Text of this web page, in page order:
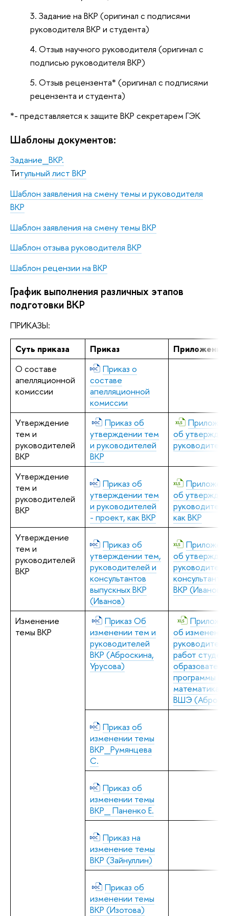
Задание на ВКР (оригинал с подписями
руководителя ВКР и студента)
Отзыв научного руководителя (оригинал с
подписью руководителя ВКР)
Отзыв рецензента* (оригинал с подписями
рецензента и студента)
*- представляется к защите ВКР секретарем ГЭК
Шаблоны документов:
Задание_ВКР.
Титульный лист ВКР
Шаблон заявления на смену темы и руководителя
ВКР
Шаблон заявления на смену темы ВКР
Шаблон отзыва руководителя ВКР
Шаблон рецензии на ВКР
График выполнения различных этапов
подготовки ВКР
ПРИКАЗЫ:
Суть приказа Приказ
Приложение
О составе
апелляционной
комиссии
Приказ о
составе
апелляционной
комиссии
Утверждение
тем и
руководителей
ВКР
Приказ об
утверждении тем
и руководителей
ВКР
об
Утверждение
тем и
руководителей
ВКР
Приказ об
утверждении тем
и руководителей
- проект, как ВКР
об
как ВКР
Утверждение
тем и
руководителей
ВКР
Приказ об
утверждении тем,
руководителей и
консультантов
выпускных ВКР
(Иванов)
об
ВКР (Иванов)
Изменение
темы ВКР
Приказ Об
изменении тем и
руководителей
ВКР (Аброскина,
Урусова)
об
работ
программы
ВШЭ
Приказ об
изменении темы
ВКР_Румянцева
С.
Приказ об
изменении темы
ВКР_ Паненко Е.
Приказ на
изменение темы
ВКР (Зайнуллин)
Приказ об
изменении темы
ВКР (Изотова)